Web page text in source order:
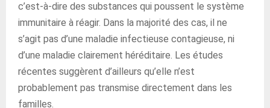
c’est-à-dire des substances qui poussent le système
immunitaire à réagir. Dans la majorité des cas, il ne
s’agit pas d’une maladie infectieuse contagieuse, ni
d’une maladie clairement héréditaire. Les études
récentes suggèrent d’ailleurs qu’elle n’est
probablement pas transmise directement dans les
familles.